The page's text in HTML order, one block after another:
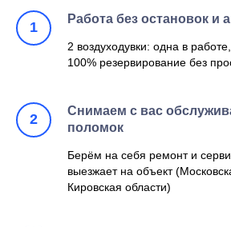
Работа без остановок и
2 воздуходувки: одна в
100% резервирование без
Снимаем с вас
поломок
Берём на себя ремонт и
выезжает на объект
Кировская области)